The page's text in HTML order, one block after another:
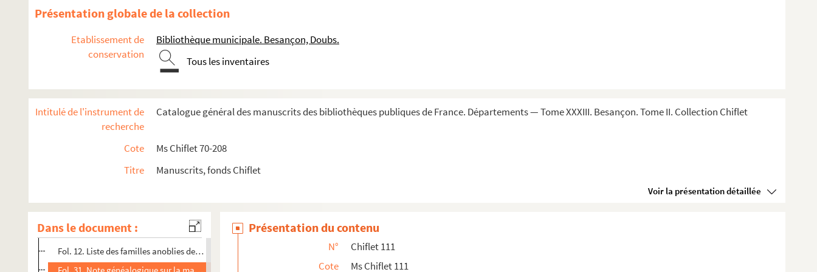
Présentation globale de la collection
Etablissement de
conservation
Bibliothèque municipale. Besançon, Doubs.
Tous les inventaires
Intitulé de l'instrument de
recherche
Catalogue général des manuscrits des bibliothèques publiques de France. Départements — Tome XXXIII. Besançon. Tome II. Collection Chiflet
Cote
Ms Chiflet 70-208
Titre
Manuscrits, fonds Chiflet
Voir la présentation détaillée
Dans le document :
Ms Chiflet 102. Lettres de Jean Boyvin, conseiller, puis président du parlement de Dole, à Jean-Jacques et Philippe ...
Ms Chiflet 103. Lettres de Jean Boyvin à Jean-Jacques et Philippe Chiflet. Deuxième volume (1637-1644)
Ms Chiflet 104. Lettres de Jean Boyvin à Jean-Jacques et Philippe Chiflet. Troisième volume (1625-1631)
Ms Chiflet 106. Lettres d'Anne-Nicole d'Andelot, dame de Châteaurouillaud, à divers membres de la famille Chiflet
Ms Chiflet 107-108. Lettres écrites à Jean-Jacques, à Philippe et à Jules Chiflet, par trois gouverneurs de la Franche-C...
Ms Chiflet 110. Église métropolitaine et bénéfices ecclésiastiques de la Franche-Comté
Ms Chiflet 111. Documents généalogiques sur des familles nobles originaires de la Franche-Comté ou alliées à des mai...
Fol. 4. Institutions de procureur près le bailliage de Dole, puis de procureur général près le parlement de ...
Fol. 8. Commission donnée par l'archiduc Philippe au procureur général Michel Thiébaud, à l'effet d'informer...
Fol. 12. Liste des familles anoblies de Franche-Comté (XVII
Présentation du contenu
N°
Chiflet 111
Cote
Ms Chiflet 111